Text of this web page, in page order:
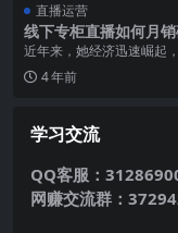
直播运营
线下专柜直播如何月销
近年来，她经济迅速崛起
费市场规模迅速膨胀。在竞
的抖音美妆品类直播间...
4 年前
学习交流
QQ客服：
网赚交流群：